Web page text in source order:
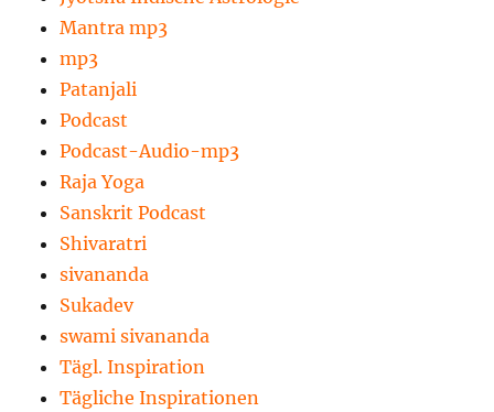
Mantra mp3
mp3
Patanjali
Podcast
Podcast-Audio-mp3
Raja Yoga
Sanskrit Podcast
Shivaratri
sivananda
Sukadev
swami sivananda
Tägl. Inspiration
Tägliche Inspirationen